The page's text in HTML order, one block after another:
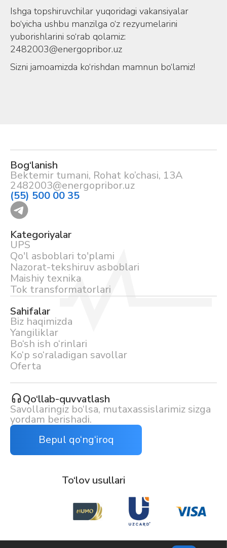
Ishga topshiruvchilar yuqoridagi vakansiyalar
bo‘yicha ushbu manzilga o‘z rezyumelarini
yuborishlarini so‘rab qolamiz:
2482003@energopribor.uz
Sizni jamoamizda ko‘rishdan mamnun bo‘lamiz!
Bog‘lanish
Bektemir tumani, Rohat ko’chasi, 13A
2482003@energopribor.uz
(55) 500 00 35
Kategoriyalar
UPS
Qo'l asboblari to'plami
Nazorat-tekshiruv asboblari
Maishiy texnika
Tok transformatorlari
Sahifalar
Biz haqimizda
Yangiliklar
Bo‘sh ish o‘rinlari
Ko‘p so‘raladigan savollar
Oferta
Qo‘llab-quvvatlash
Savollaringiz bo‘lsa, mutaxassislarimiz sizga
yordam berishadi.
Bepul qo‘ng‘iroq
To‘lov usullari